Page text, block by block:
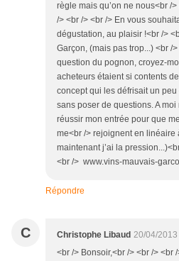
règle mais qu’on ne nous<br /
/> <br /> <br /> En vous
dégustation, au plaisir !<br />
Garçon, (mais pas trop...) <br /
question du pognon, croyez-
acheteurs étaient si contents
concept qui les défrisait un peu
sans poser de questions. A
réussir mon entrée pour que
me<br /> rejoignent en linéaire
maintenant j’ai la
<br /> www.vins-mauvais-
Répondre
C Christophe Libaud 20/04/2013
<br /> Bonsoir,<br /> <br /> <br